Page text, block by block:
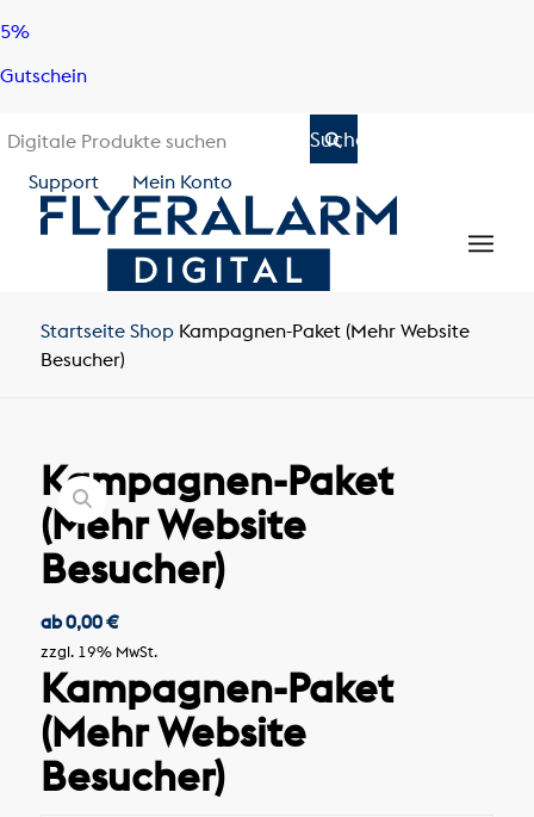
Skip
content
Skip
navigation
5%
Gutschein
Support Mein Konto
Startseite Shop Kampagnen-Paket (Mehr Website
Besucher)
Kampagnen-Paket
(Mehr Website
Besucher)
ab0,00€
zzgl. 19% MwSt.
Kampagnen-Paket
(Mehr Website
Besucher)